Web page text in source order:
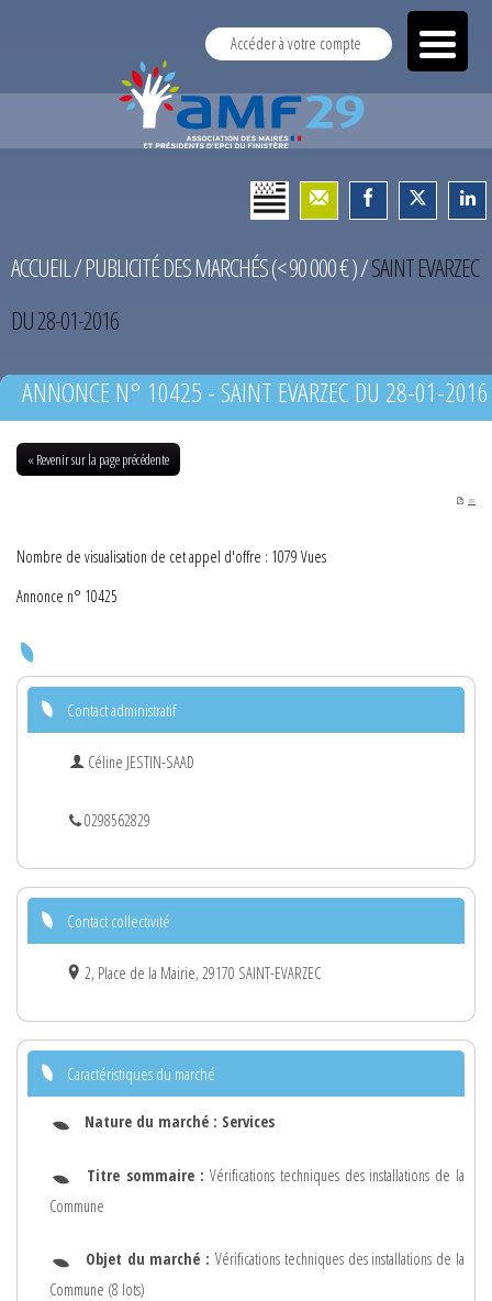
Accéder à votre compte
ACCUEIL/PUBLICITÉ DES MARCHÉS (< 90 000 € )/SAINT EVARZEC
DU 28-01-2016
ANNONCE N° 10425 - SAINT EVARZEC DU 28-01-2016
« Revenir sur la page précédente
PDF
Nombre de visualisation de cet appel d'offre : 1079 Vues
Annonce n° 10425
Contact administratif
Céline JESTIN-SAAD
0298562829
Contact collectivité
2, Place de la Mairie, 29170 SAINT-EVARZEC
Caractéristiques du marché
Nature du marché : Services
Titre sommaire : Vérifications techniques des installations de la
Commune
Objet du marché :Vérifications techniques des installations de la
Commune (8 lots)